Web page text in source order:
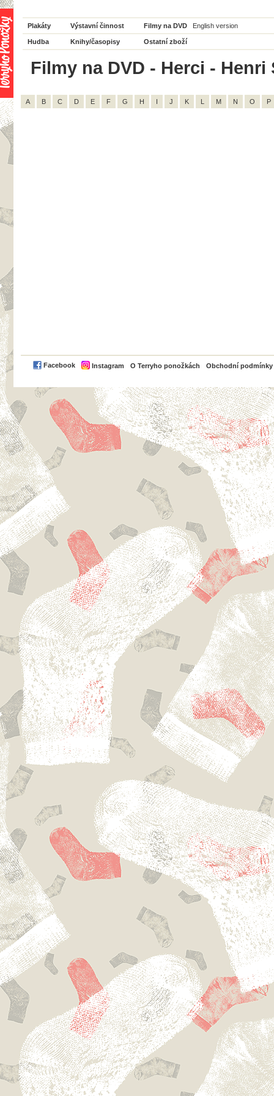
Plakáty Výstavní činnost Filmy na DVD English version
Hudba Knihy/časopisy Ostatní zboží
Filmy na DVD - Herci - Henri
A B C D E F G H I J K L M N O P
Facebook Instagram O Terryho ponožkách Obchodní podmínky
PayPal